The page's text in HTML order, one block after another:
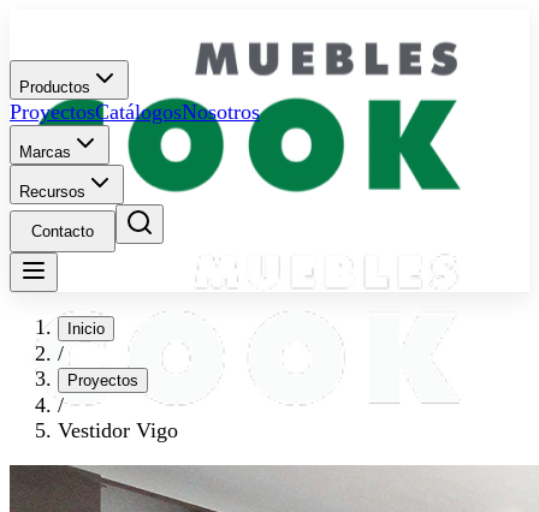
Productos
ProyectosCatálogosNosotros
Marcas
Recursos
Contacto
Inicio
/
Proyectos
/
Vestidor Vigo